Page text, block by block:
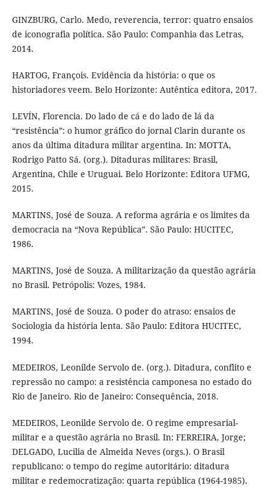
GINZBURG, Carlo. Medo, reverencia, terror: quatro ensaios
de iconografia política. São Paulo: Companhia das Letras,
2014.
HARTOG, François. Evidência da história: o que os
historiadores veem. Belo Horizonte: Autêntica editora, 2017.
LEVÍN, Florencia. Do lado de cá e do lado de lá da
“resistência”: o humor gráfico do jornal Clarin durante os
anos da última ditadura militar argentina. In: MOTTA,
Rodrigo Patto Sá. (org.). Ditaduras militares: Brasil,
Argentina, Chile e Uruguai. Belo Horizonte: Editora UFMG,
2015.
MARTINS, José de Souza. A reforma agrária e os limites da
democracia na “Nova República”. São Paulo: HUCITEC,
1986.
MARTINS, José de Souza. A militarização da questão agrária
no Brasil. Petrópolis: Vozes, 1984.
MARTINS, José de Souza. O poder do atraso: ensaios de
Sociologia da história lenta. São Paulo: Editora HUCITEC,
1994.
MEDEIROS, Leonilde Servolo de. (org.). Ditadura, conflito e
repressão no campo: a resistência camponesa no estado do
Rio de Janeiro. Rio de Janeiro: Consequência, 2018.
MEDEIROS, Leonilde Servolo de. O regime empresarial-
militar e a questão agrária no Brasil. In: FERREIRA, Jorge;
DELGADO, Lucilia de Almeida Neves (orgs.). O Brasil
republicano: o tempo do regime autoritário: ditadura
militar e redemocratização: quarta república (1964-1985).